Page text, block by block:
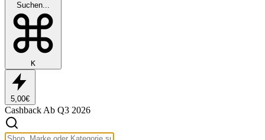
Suchen...
K
5,00€
CashbackAb Q3 2026